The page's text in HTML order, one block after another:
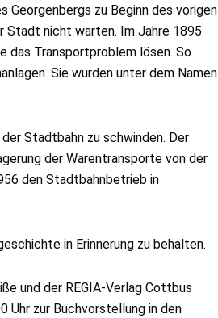
Georgenbergs zu Beginn des vorigen
Stadt nicht warten. Im Jahre 1895
das Transportproblem lösen. So
Sie wurden unter dem Namen
Stadtbahn zu schwinden. Der
der Warentransporte von der
den Stadtbahnbetrieb in
in Erinnerung zu behalten.
und der REGIA-Verlag Cottbus
Uhr zur Buchvorstellung in den